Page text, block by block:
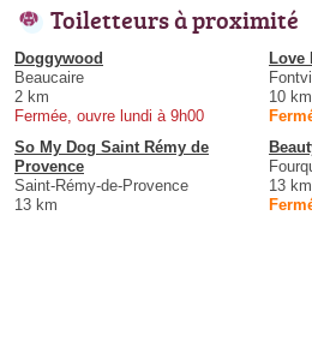
Toiletteurs à proximité
Doggywood
Beaucaire
2 km
Fermée, ouvre lundi à 9h00
Love
10 km
So My Dog Saint Rémy de
Provence
Saint-Rémy-de-Provence
13 km
13 km